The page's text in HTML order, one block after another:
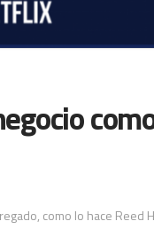
como lo hace Reed